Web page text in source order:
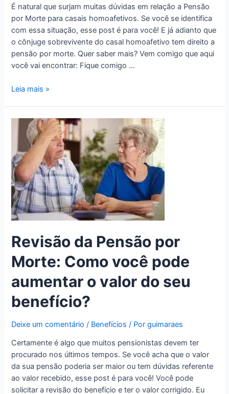
É natural que surjam muitas dúvidas em relação a Pensão
por Morte para casais homoafetivos. Se você se identifica
com essa situação, esse post é para você! E já adianto que
o cônjuge sobrevivente do casal homoafetivo tem direito a
pensão por morte. Quer saber mais? Vem comigo que aqui
você vai encontrar: Fique comigo …
Leia mais »
Revisão da Pensão por
Morte: Como você pode
aumentar o valor do seu
benefício?
Deixe um comentário / Benefícios / Porguimaraes
Certamente é algo que muitos pensionistas devem ter
procurado nos últimos tempos. Se você acha que o valor
da sua pensão poderia ser maior ou tem dúvidas referente
ao valor recebido, esse post é para você! Você pode
solicitar a revisão do benefício e ter o valor corrigido. Eu